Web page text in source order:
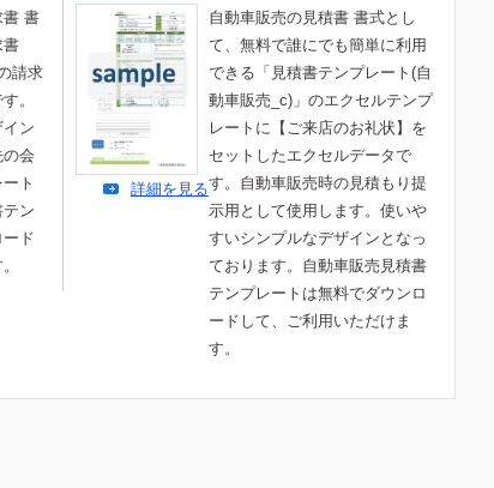
書 書
書
請求
。
ン
会
ト
ン
ド
自動車販売の見積書 書式とし
て、無料で誰にでも簡単に利用
できる「見積書テンプレート(自
動車販売_c)」のエクセルテンプ
レートに【ご来店のお礼状】を
セットしたエクセルデータで
す。自動車販売時の見積もり提
示用として使用します。使いや
すいシンプルなデザインとなっ
ております。自動車販売見積書
テンプレートは無料でダウンロ
ードして、ご利用いただけま
す。
詳細を見る